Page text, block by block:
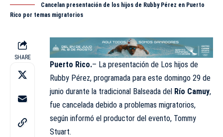
Cancelan presentación de los hijos de Rubby Pérez en Puerto
Rico por temas migratorios
SHARE
Puerto Rico.– La presentación de Los hijos de
Rubby Pérez, programada para este domingo 29 de
junio durante la tradicional Balseada del Río Camuy,
fue cancelada debido a problemas migratorios,
según informó el productor del evento, Tommy
Stuart.